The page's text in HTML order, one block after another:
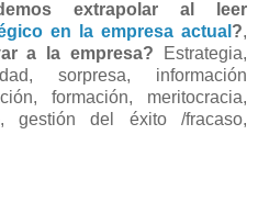
extrapolar al leer
en la empresa actual ?,
a la empresa?
Estrategia,
sorpresa, información
formación, meritocracia,
gestión del éxito /fracaso,